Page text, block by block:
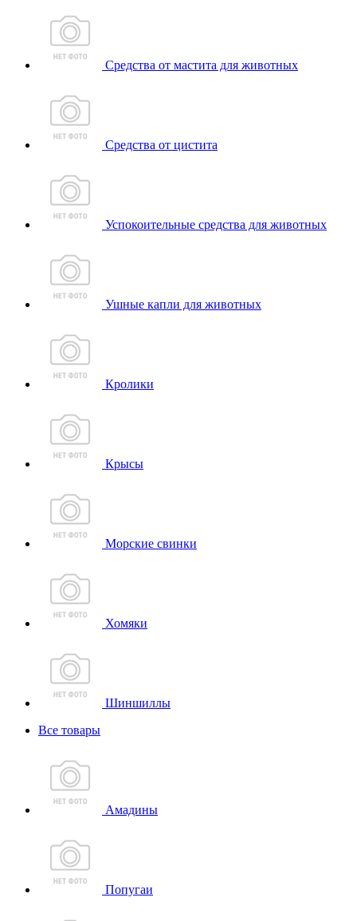
Средства от мастита для животных
Средства от цистита
Успокоительные средства для животных
Ушные капли для животных
Кролики
Крысы
Морские свинки
Хомяки
Шиншиллы
Все товары
Амадины
Попугаи